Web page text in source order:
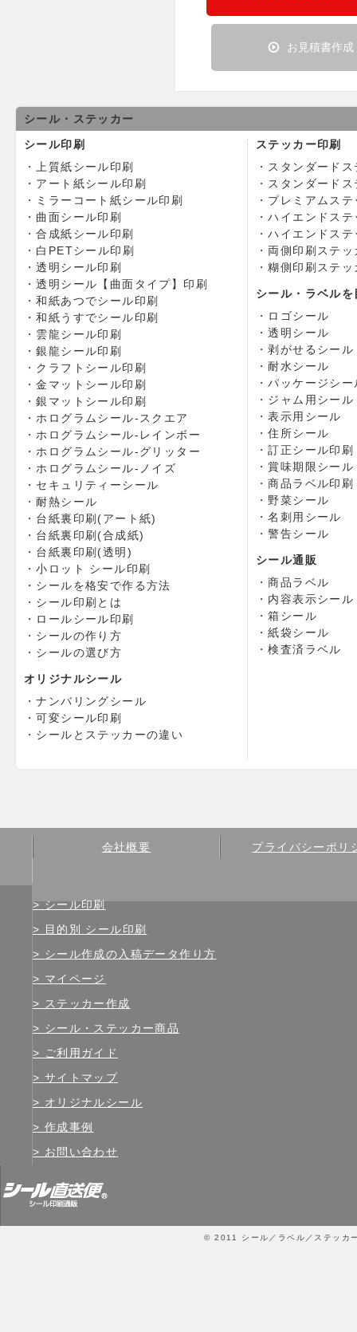
お見積書作成
シール・ステッカー
シール印刷
上質紙シール印刷
アート紙シール印刷
ミラーコート紙シール印刷
曲面シール印刷
合成紙シール印刷
白PETシール印刷
透明シール印刷
透明シール【曲面タイプ】印刷
和紙あつでシール印刷
和紙うすでシール印刷
雲龍シール印刷
銀龍シール印刷
クラフトシール印刷
金マットシール印刷
銀マットシール印刷
ホログラムシール-スクエア
ホログラムシール-レインボー
ホログラムシール-グリッター
ホログラムシール-ノイズ
セキュリティーシール
耐熱シール
台紙裏印刷(アート紙)
台紙裏印刷(合成紙)
台紙裏印刷(透明)
小ロット シール印刷
シールを格安で作る方法
シール印刷とは
ロールシール印刷
シールの作り方
シールの選び方
オリジナルシール
ナンバリングシール
可変シール印刷
シールとステッカーの違い
ステッカー印刷
スタンダード
スタンダード
プレミアムステ
ハイエンドステ
ハイエンドス
両側印刷ステッ
糊側印刷ステッ
シール・ラベル
ロゴシール
透明シール
剥がせるシール
耐水シール
パッケージシー
ジャム用シール
表示用シール
住所シール
訂正シール印刷
賞味期限シール
商品ラベル印刷
野菜シール
名刺用シール
警告シール
シール通販
商品ラベル
内容表示シール
箱シール
紙袋シール
検査済ラベル
会社概要 プライバシーポリ
シール印刷
目的別 シール印刷
シール作成の入稿データ作り方
マイページ
ステッカー作成
シール・ステッカー商品
ご利用ガイド
サイトマップ
オリジナルシール
作成事例
お問い合わせ
© 2011 シール／ラベル／ステッカ